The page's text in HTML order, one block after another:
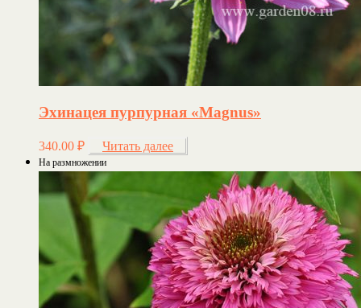
Эхинацея пурпурная «Magnus»
340.00 ₽ Читать далее
На размножении